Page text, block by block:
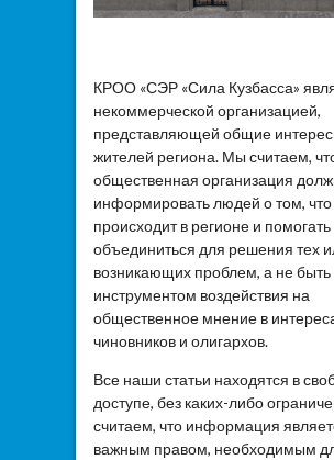
КРОО «СЭР «Сила Кузбасса»
некоммерческой организацией,
представляющей общие
жителей региона. Мы считаем,
общественная организация
информировать людей о том, что
происходит в регионе и помогать
объединиться для решения тех
возникающих проблем, а не быть
инструментом воздействия на
общественное мнение в
чиновников и олигархов.
Все наши статьи находятся в
доступе, без каких-либо
считаем, что информация
важным правом, необходимым